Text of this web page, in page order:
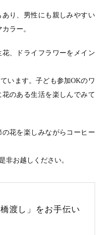
り、男性にも親しみやすい
ラー。
、ドライフラワーをメイン
います。子ども参加OKのワ
のある生活を楽しんでみて
花を楽しみながらコーヒー
非お越しください。
渡し」をお手伝い